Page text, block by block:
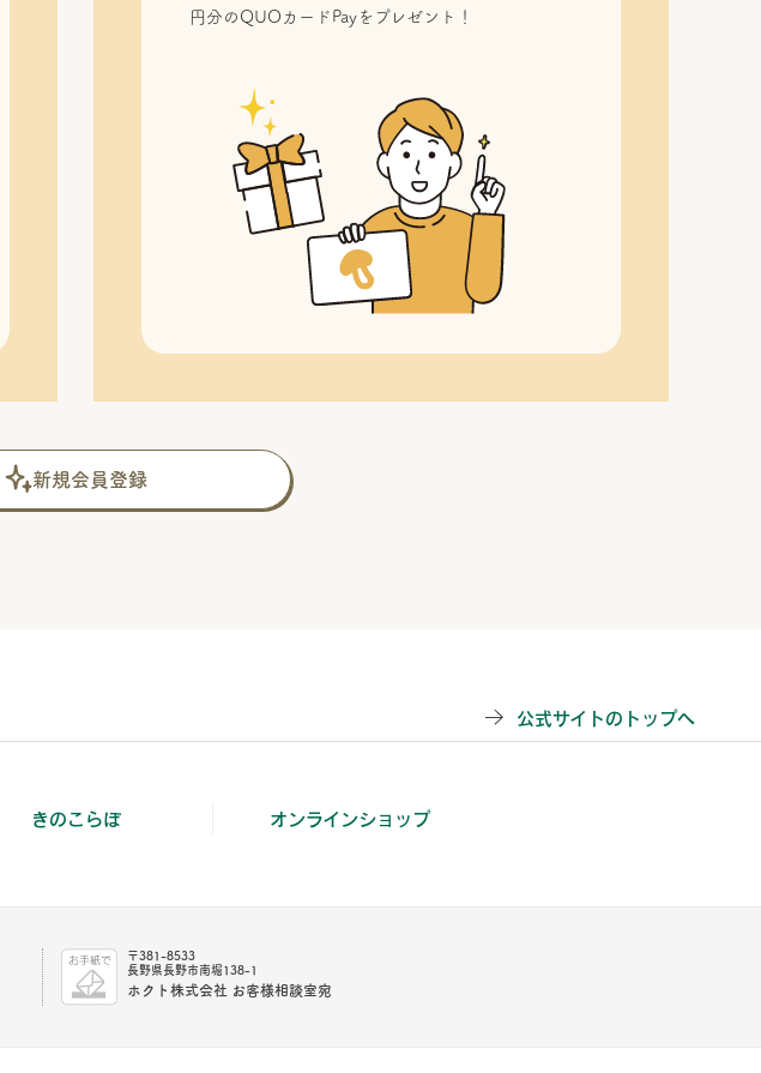
円分のQUOカードPayをプレゼント！
新規会員登録
公式サイトのトップへ
きのこらぼ オンラインショップ
〒381-8533
長野県長野市南堀138-1
ホクト株式会社 お客様相談室宛